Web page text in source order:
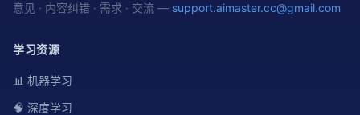
意见 · 内容纠错 · 需求 · 交流 — support.aimaster.cc@gmail.com
学习资源
📊 机器学习
🧠 深度学习